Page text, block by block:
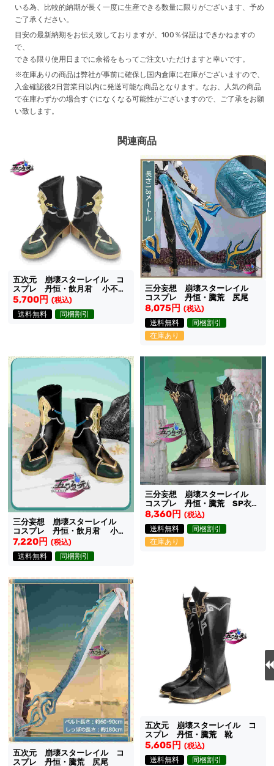
いる為、比較的納期が長く一度に生産できる数量に限りがございます、予め
ご了承ください。
目安の最新納期をお伝え致しておりますが、100％保証はできかねますの
で、
できる限り使用日までに余裕をもってご注文いただけますと幸いです。
※在庫ありの商品は弊社が事前に確保し国内倉庫に在庫がございますので、
入金確認後2日営業日以内に発送可能な商品となります。なお、人気の商品
で在庫わずかの場合すぐになくなる可能性がございますので、ご了承をお願
い致します。
関連商品
五次元 崩壊スターレイル コ
スプレ 丹恒・飲月君 小不点
猫猫シリーズ 少年Ve靴
5,700円 (税込)
送料無料
同梱割引
三分妄想 崩壊スターレイル
コスプレ 丹恒・騰荒 尻尾
8,075円 (税込)
送料無料
同梱割引
在庫あり
三分妄想 崩壊スターレイル
コスプレ 丹恒・飲月君 小不
点猫猫シリーズ 少年Ve靴
7,220円 (税込)
送料無料
同梱割引
三分妄想 崩壊スターレイル
コスプレ 丹恒・騰荒 SP衣装
専用靴 ブーツ
8,360円 (税込)
送料無料
同梱割引
在庫あり
五次元 崩壊スターレイル コ
スプレ 丹恒・騰荒 尻尾
五次元 崩壊スターレイル コ
スプレ 丹恒・騰荒 靴
5,605円 (税込)
送料無料
同梱割引